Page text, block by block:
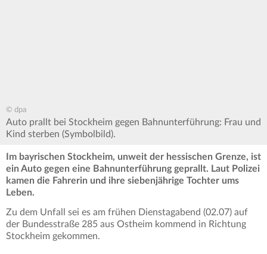
© dpa
Auto prallt bei Stockheim gegen Bahnunterführung: Frau und
Kind sterben (Symbolbild).
Im bayrischen Stockheim, unweit der hessischen Grenze, ist
ein Auto gegen eine Bahnunterführung geprallt. Laut Polizei
kamen die Fahrerin und ihre siebenjährige Tochter ums
Leben.
Zu dem Unfall sei es am frühen Dienstagabend (02.07) auf
der Bundesstraße 285 aus Ostheim kommend in Richtung
Stockheim gekommen.